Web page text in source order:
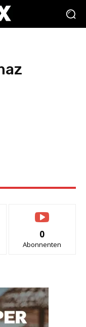
0
Abonnenten